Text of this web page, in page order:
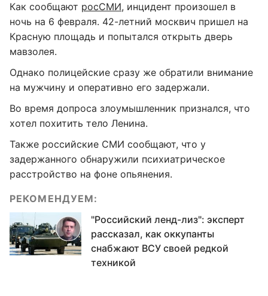
Как сообщают росСМИ, инцидент произошел в
ночь на 6 февраля. 42-летний москвич пришел на
Красную площадь и попытался открыть дверь
мавзолея.
Однако полицейские сразу же обратили внимание
на мужчину и оперативно его задержали.
Во время допроса злоумышленник признался, что
хотел похитить тело Ленина.
Также российские СМИ сообщают, что у
задержанного обнаружили психиатрическое
расстройство на фоне опьянения.
РЕКОМЕНДУЕМ:
"Российский ленд-лиз": эксперт
рассказал, как оккупанты
снабжают ВСУ своей редкой
техникой